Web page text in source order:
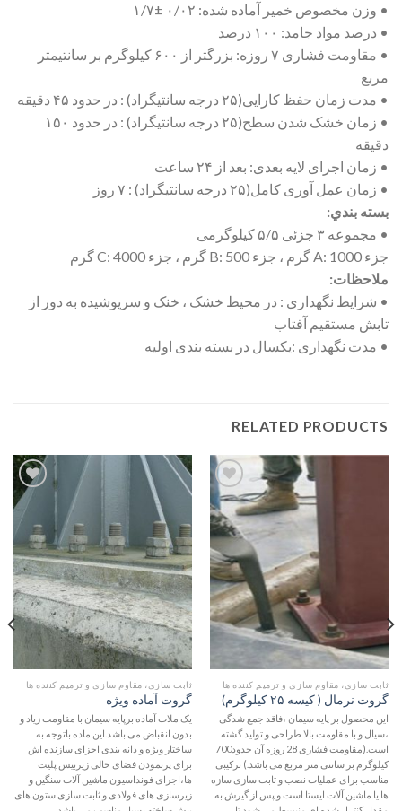
• وزن مخصوص خمیر آماده شده: ۰/۰۲ ±۱/۷
• درصد مواد جامد: ۱۰۰ درصد
• مقاومت فشاری ۷ روزه: بزرگتر از ۶۰۰ کیلوگرم بر سانتیمتر
مربع
• مدت زمان حفظ کارایی(۲۵ درجه سانتیگراد) : در حدود ۴۵ دقیقه
• زمان خشک شدن سطح(۲۵ درجه سانتیگراد) : در حدود ۱۵۰
دقیقه
• زمان اجرای لایه بعدی: بعد از ۲۴ ساعت
• زمان عمل آوری کامل(۲۵ درجه سانتیگراد) : ۷ روز
بسته بندي:
• مجموعه ۳ جزئی ۵/۵ کیلوگرمی
جزء A: 1000 گرم ، جزء B: 500 گرم ، جزء C: 4000 گرم
ملاحظات:
• شرایط نگهداری : در محیط خشک ، خنک و سرپوشیده به دور از
تابش مستقیم آفتاب
• مدت نگهداری :یکسال در بسته بندی اولیه
RELATED PRODUCTS
افزودن
به
علاقه
مندی
ها
ثابت سازی، مقاوم سازی و ترمیم کننده ها
گروت نرمال ( کیسه ۲۵ کیلوگرم)
این محصول بر پایه سیمان ،فاقد جمع شدگی
،سیال و با مقاومت بالا طراحی و تولید گشته
است.(مقاومت فشاری 28 روزه آن حدود700
کیلوگرم بر سانتی متر مربع می باشد.) ترکیبی
مناسب برای عملیات نصب و ثابت سازی سازه
ها یا ماشین آلات ایستا است و پس از گیرش به
افزودن
به
علاقه
مندی
ها
ثابت سازی، مقاوم سازی و ترمیم کننده ها
گروت آماده ویژه
یک ملات آماده برپایه سیمان با مقاومت زیاد و
بدون انقباض می باشد.این ماده باتوجه به
ساختار ویژه و دانه بندی اجزای سازنده اش
برای پرنمودن فضای خالی زیربیس پلیت
ها،اجرای فونداسیون ماشین آلات سنگین و
زیرسازی های فولادی و ثابت سازی ستون های